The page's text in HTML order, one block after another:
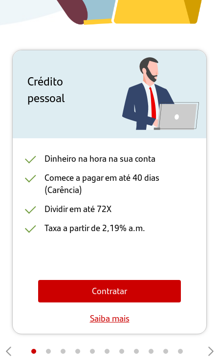
Crédito
pessoal
Dinheiro na hora na sua conta
Comece a pagar em até 40 dias
(Carência)
Dividir em até 72X
Taxa a partir de 2,19% a.m.
Contratar
Saiba mais